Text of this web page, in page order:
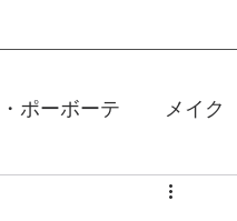
ポーボーテ メイク
クレンジング